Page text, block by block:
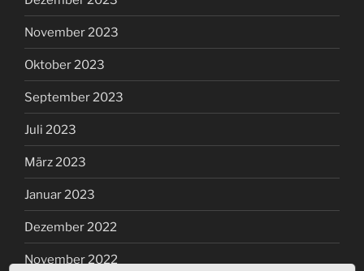
November 2023
Oktober 2023
September 2023
Juli 2023
März 2023
Januar 2023
Dezember 2022
November 2022